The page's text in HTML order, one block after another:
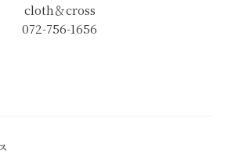
cloth＆cross
072-756-1656